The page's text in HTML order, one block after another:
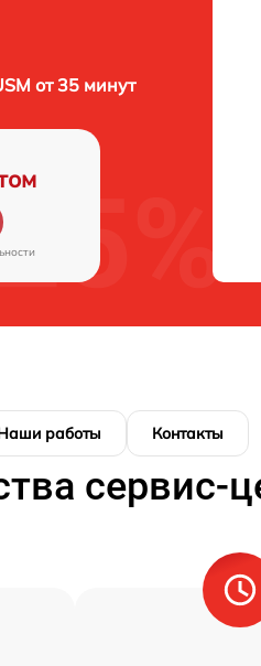
от 35 минут
работы Контакты
сервис-